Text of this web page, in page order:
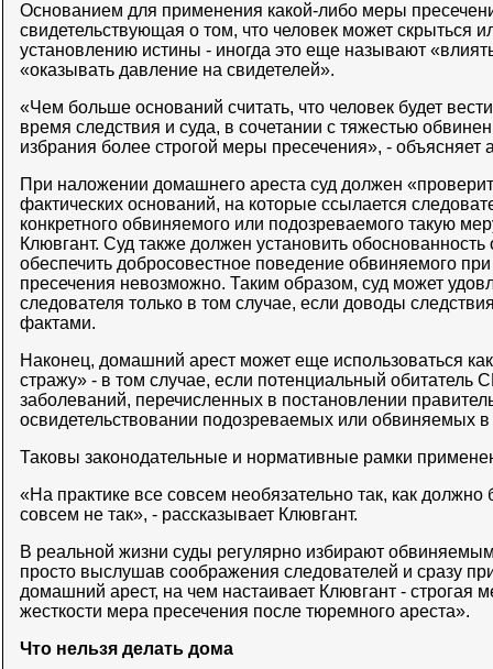
Основанием для применения какой-либо меры
свидетельствующая о том, что человек может скрыться
установлению истины - иногда это еще называют
«оказывать давление на свидетелей».
«Чем больше оснований считать, что человек будет
время следствия и суда, в сочетании с тяжестью
избрания более строгой меры пресечения», - объясняет
При наложении домашнего ареста суд должен
фактических оснований, на которые ссылается
конкретного обвиняемого или подозреваемого такую
Клювгант. Суд также должен установить
обеспечить добросовестное поведение обвиняемого
пресечения невозможно. Таким образом, суд может
следователя только в том случае, если доводы
фактами.
Наконец, домашний арест может еще использоваться
стражу» - в том случае, если потенциальный
заболеваний, перечисленных в постановлении
освидетельствовании подозреваемых или обвиняемых
Таковы законодательные и нормативные рамки
«На практике все совсем необязательно так, как
совсем не так», - рассказывает Клювгант.
В реальной жизни суды регулярно избирают
просто выслушав соображения следователей и сразу
домашний арест, на чем настаивает Клювгант - строгая
жесткости мера пресечения после тюремного ареста».
Что нельзя делать дома